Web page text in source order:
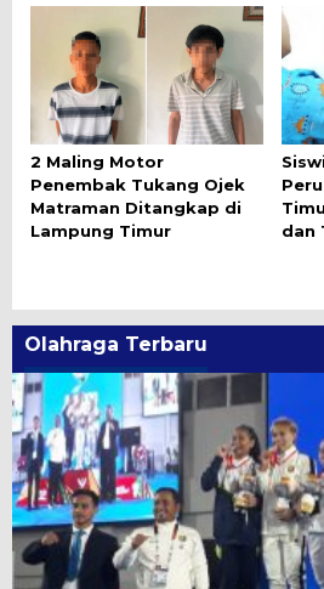
2 Maling Motor
Penembak Tukang Ojek
Matraman Ditangkap di
Lampung Timur
dan
Olahraga Terbaru